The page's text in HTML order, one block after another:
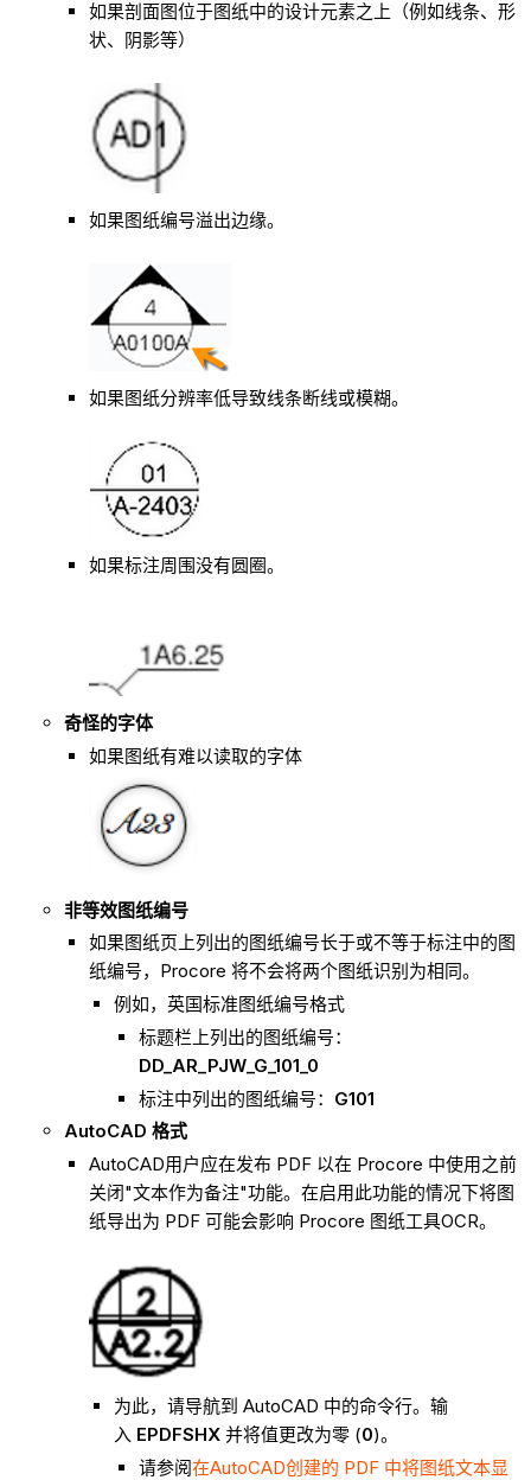
如果剖面图位于图纸中的设计元素之上（例如线条、形
状、阴影等）
如果图纸编号溢出边缘。
如果图纸分辨率低导致线条断线或模糊。
如果标注周围没有圆圈。
奇怪的字体
如果图纸有难以读取的字体
非等效图纸编号
如果图纸页上列出的图纸编号长于或不等于标注中的图
纸编号，Procore 将不会将两个图纸识别为相同。
例如，英国标准图纸编号格式
标题栏上列出的图纸编号：
DD_AR_PJW_G_101_0
标注中列出的图纸编号： G101
AutoCAD 格式
AutoCAD用户应在发布 PDF 以在 Procore 中使用之前
关闭"文本作为备注"功能。在启用此功能的情况下将图
纸导出为 PDF 可能会影响 Procore 图纸工具OCR。
为此，请导航到 AutoCAD 中的命令行。输
入 EPDFSHX并将值更改为零 (0)。
请参阅在AutoCAD创建的 PDF 中将图纸文本显